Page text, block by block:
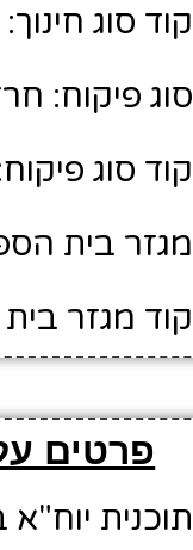
קוד סוג חינוך: 1
סוג פיקוח:
קוד סוג פיקוח:
מגזר בית
קוד מגזר בית
פרטים
תוכנית